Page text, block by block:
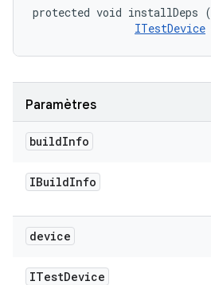
protected void installDeps (
ITestDevice
Paramètres
buildInfo
IBuildInfo
device
ITestDevice